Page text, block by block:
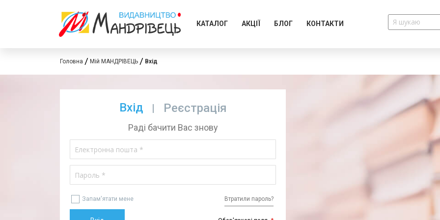
КАТАЛОГ АКЦІЇ БЛОГ КОНТАКТИ
Головна Мій МАНДРІВЕЦЬ Вхід
Вхід Реєстрація
Раді бачити Вас знову
Запам'ятати мене Втратили пароль?